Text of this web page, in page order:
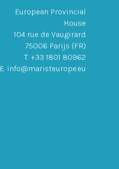
European Provincial
House
104 rue de Vaugirard
75006 Parijs (FR)
T. +33 1801 80962
E. info@maristeurope.eu